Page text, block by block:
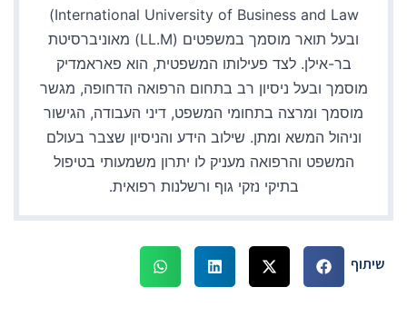
International University of Business and Law)
ובעל תואר מוסמך במשפטים (LL.M) מאוניברסיטת
בר-אילן. לצד פעילותו המשפטית, הוא פאראמדיק
מוסמך ובעל ניסיון רב בתחום הרפואה הדחופה, מגשר
מוסמך ומרצה בתחומי המשפט, דיני העבודה, הגישור
וניהול המשא ומתן. שילוב הידע והניסיון שצבר בעולם
המשפט והרפואה מעניק לו יתרון משמעותי בטיפול
בתיקי נזקי גוף ורשלנות רפואית.
שיתוף